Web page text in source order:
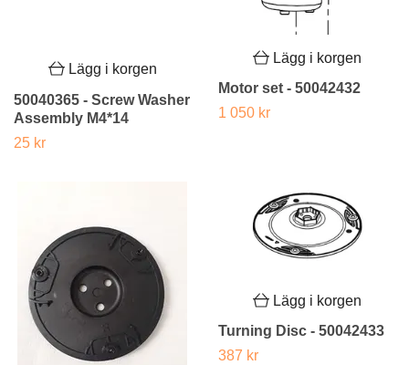
Lägg i korgen
50040365 - Screw Washer
Assembly M4*14
25 kr
Lägg i korgen
Motor set - 50042432
1 050 kr
Lägg i korgen
Turning Disc - 50042433
387 kr